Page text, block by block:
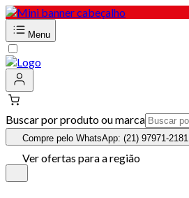
Menu
Buscar por produto ou marca
Compre pelo WhatsApp: (21) 97971-2181
Ver ofertas para a região